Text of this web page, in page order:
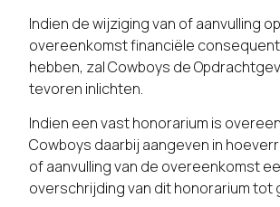
Indien de wijziging van of aanvulling
overeenkomst financiële
hebben, zal Cowboys de
tevoren inlichten.
Indien een vast honorarium is
Cowboys daarbij aangeven in
of aanvulling van de overeenkomst
overschrijding van dit honorarium tot